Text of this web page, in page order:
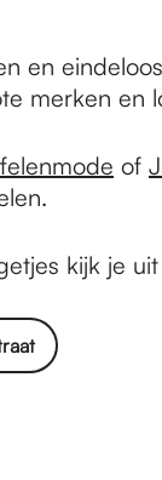
en
merken en
of
kijk je